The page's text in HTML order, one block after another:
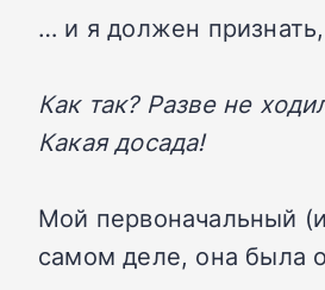
… и я должен
Как так? Разве не
Какая досада!
Мой первоначальный
самом деле, она была